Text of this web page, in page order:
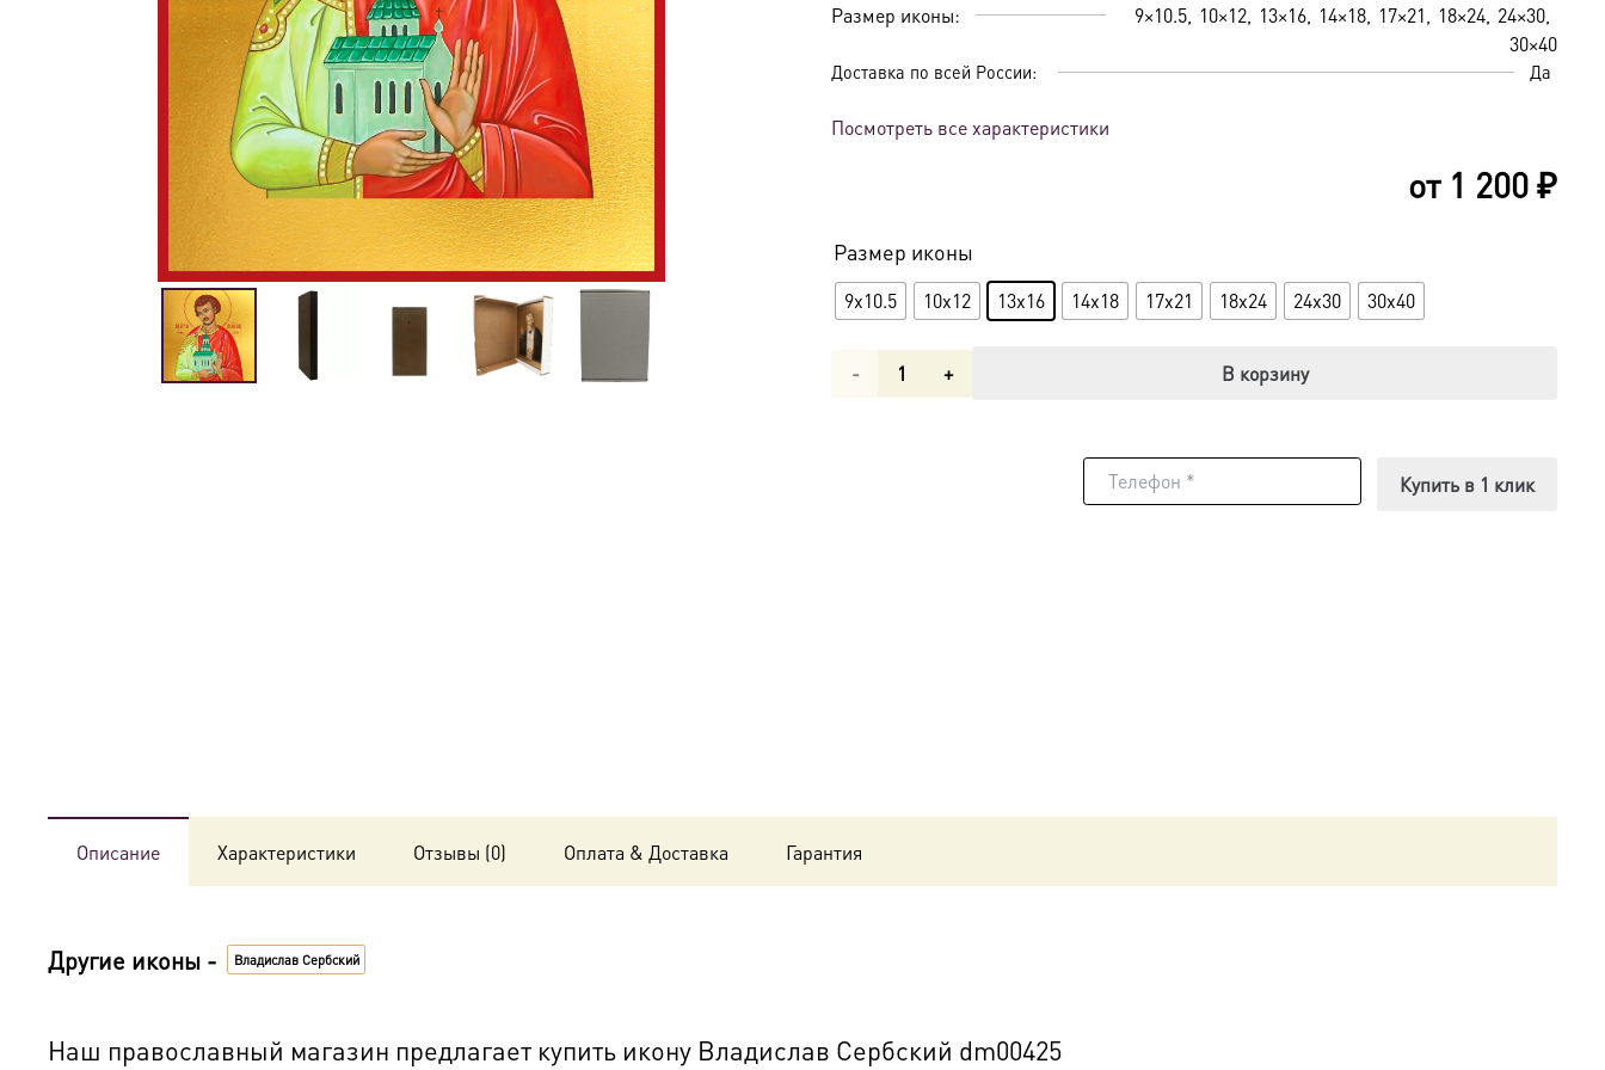
Размер иконы:
9×10.5 10×12 13×16 14×18 17×21 18×24 24×30
30×40
Доставка по всей России: Да
Посмотреть все характеристики
от 1 200₽
Размер иконы
9x10.5 10x12 13x16 14x18 17x21 18x24 24x30 30x40
Количество
В корзину
Купить в 1 клик
Описание Характеристики Отзывы (0) Оплата & Доставка Гарантия
Другие иконы - Владислав Сербский
Наш православный магазин предлагает купить икону Владислав Сербский dm00425